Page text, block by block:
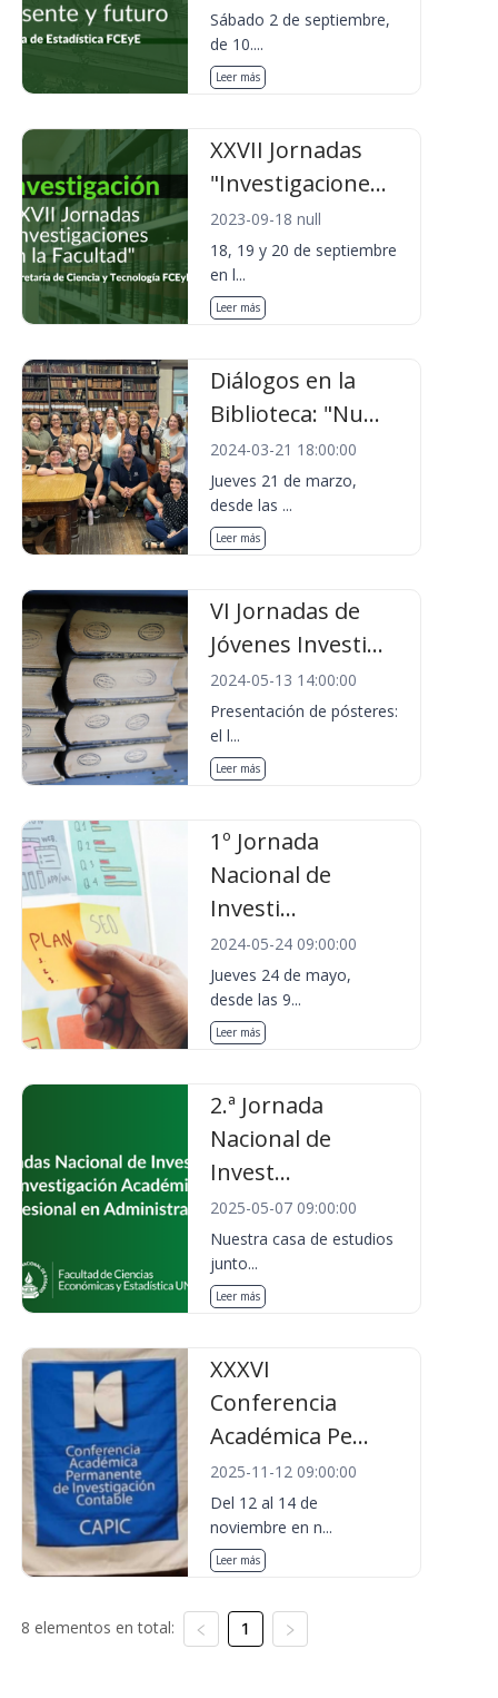
Sábado 2 de septiembre,
de 10....
Leer más
XXVII Jornadas
"Investigacione...
2023-09-18 null
18, 19 y 20 de septiembre
en l...
Leer más
Diálogos en la
Biblioteca: "Nu...
2024-03-21 18:00:00
Jueves 21 de marzo,
desde las ...
Leer más
VI Jornadas de
Jóvenes Investi...
2024-05-13 14:00:00
Presentación de pósteres:
el l...
Leer más
1º Jornada
Nacional de
Investi...
2024-05-24 09:00:00
Jueves 24 de mayo,
desde las 9...
Leer más
2.ª Jornada
Nacional de
Invest...
2025-05-07 09:00:00
Nuestra casa de estudios
junto...
Leer más
XXXVI
Conferencia
Académica Pe...
2025-11-12 09:00:00
Del 12 al 14 de
noviembre en n...
Leer más
8 elementos en total: 1